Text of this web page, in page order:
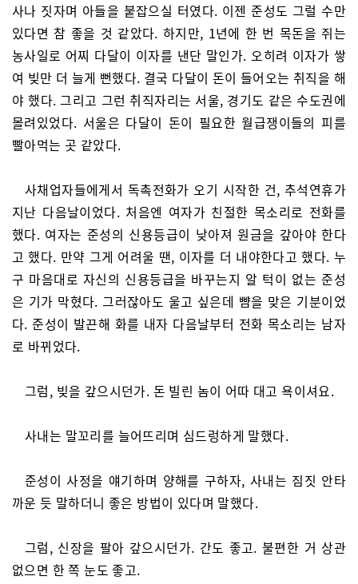
사나 짓자며 아들을 붙잡으실 터였다. 이젠 준성도 그럴 수만
있다면 참 좋을 것 같았다. 하지만, 1년에 한 번 목돈을 쥐는
농사일로 어찌 다달이 이자를 낸단 말인가. 오히려 이자가 쌓
여 빚만 더 늘게 뻔했다. 결국 다달이 돈이 들어오는 취직을 해
야 했다. 그리고 그런 취직자리는 서울, 경기도 같은 수도권에
몰려있었다. 서울은 다달이 돈이 필요한 월급쟁이들의 피를
빨아먹는 곳 같았다.
사채업자들에게서 독촉전화가 오기 시작한 건, 추석연휴가
지난 다음날이었다. 처음엔 여자가 친절한 목소리로 전화를
했다. 여자는 준성의 신용등급이 낮아져 원금을 갚아야 한다
고 했다. 만약 그게 어려울 땐, 이자를 더 내야한다고 했다. 누
구 마음대로 자신의 신용등급을 바꾸는지 알 턱이 없는 준성
은 기가 막혔다. 그러잖아도 울고 싶은데 뺨을 맞은 기분이었
다. 준성이 발끈해 화를 내자 다음날부터 전화 목소리는 남자
로 바뀌었다.
그럼, 빚을 갚으시던가. 돈 빌린 놈이 어따 대고 욕이셔요.
사내는 말꼬리를 늘어뜨리며 심드렁하게 말했다.
준성이 사정을 얘기하며 양해를 구하자, 사내는 짐짓 안타
까운 듯 말하더니 좋은 방법이 있다며 말했다.
그럼, 신장을 팔아 갚으시던가. 간도 좋고. 불편한 거 상관
없으면 한 쪽 눈도 좋고.